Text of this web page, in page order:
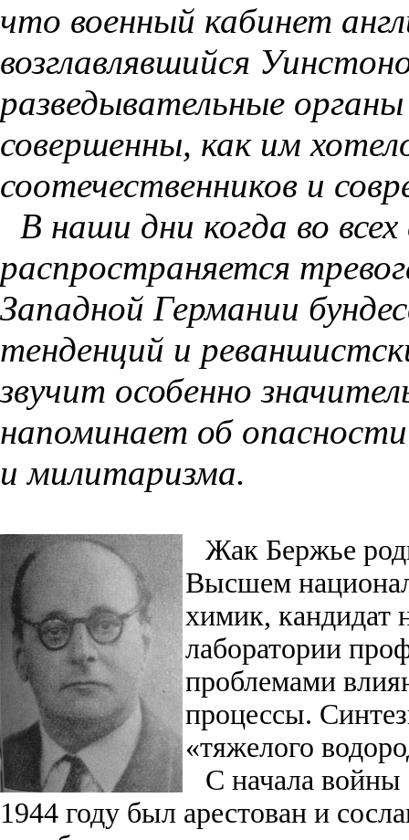
что военный кабинет
возглавлявшийся
разведывательные
совершенны, как им
соотечественников и
В наши дни когда во
распространяется
Западной Германии
тенденций и
звучит особенно
напоминает об
и милитаризма.
Жак Бержье
Высшем
химик, кандидат
лаборатории
проблемами
процессы.
«тяжелого
С начала войны
1944 году был арестован и